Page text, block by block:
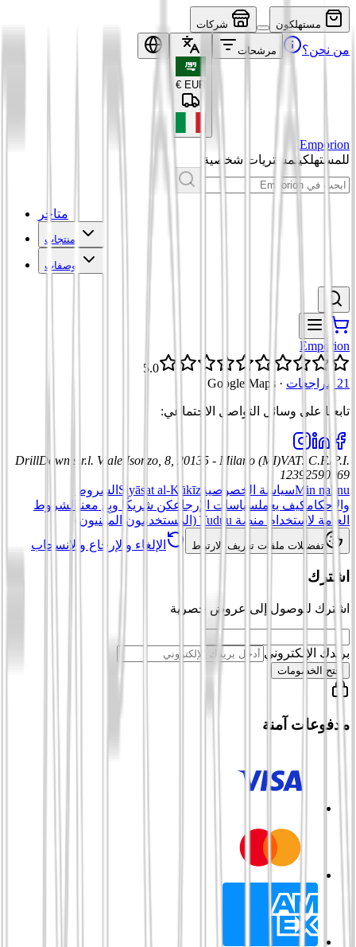
مستهلكون شركات
من نحن؟ مرشحات
EUR
€
Emporion
للمستهلكينمشتريات شخصية
متاجر
منتجات
وصفات
Emporion
5.0
21 مراجعات
·
Google Maps
تابعنا على وسائل التواصل الاجتماعي:
DrillDown s.r.l. Viale Isonzo, 8, 20135 - Milano (MI)VAT: C.F./P.I.
12392590969
Min nahnuسياسة الخصوصية Siyāsat al-Kūkīz الشروط
والأحكامكيف يعملسياسات الإرجاعكن شريكًا وبِع معنا
الشروط
العامة لاستخدام منصة Tuduu (المستخدمون المهنيون)
تفضيلات ملفات تعريف الارتباط الإلغاء والإرجاع والانسحاب
اشترك
اشترك للوصول إلى عروض حصرية
بريدك الإلكتروني
افتح الخصومات
مدفوعات آمنة